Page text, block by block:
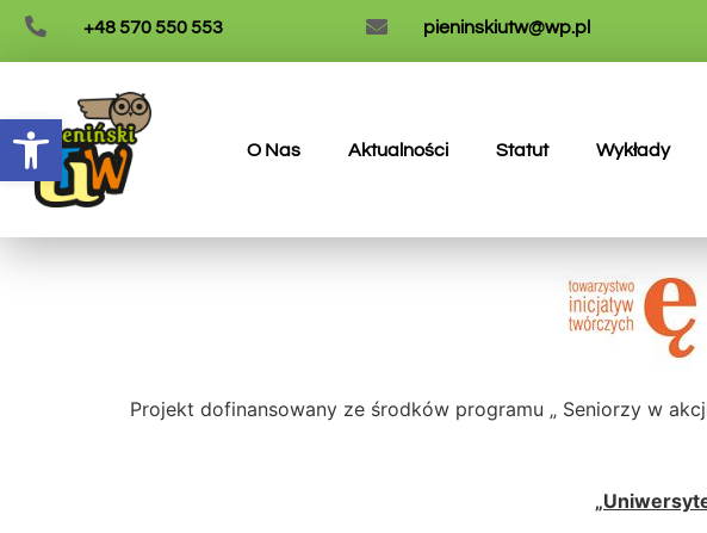
Otwórz pasek narzędzi
+48 570 550 553 pieninskiutw@wp.pl
O Nas Aktualności Statut Wykłady
Projekt dofinansowany ze środków programu „ Seniorzy w